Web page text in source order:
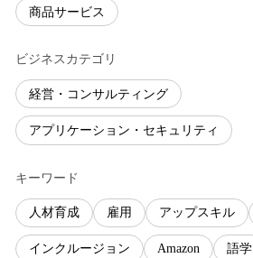
商品サービス
ビジネスカテゴリ
経営・コンサルティング
アプリケーション・セキュリティ
キーワード
人材育成 雇用 アップスキル
インクルージョン Amazon 語学